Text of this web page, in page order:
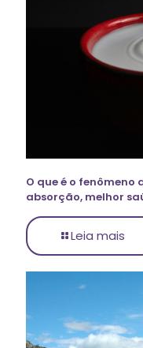
O que é o fenômeno
absorção, melhor
Leia mais